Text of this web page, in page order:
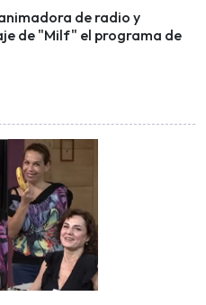
de radio y
de "Milf" el programa de